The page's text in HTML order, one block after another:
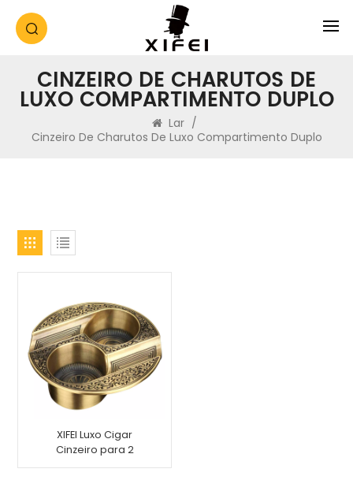
CINZEIRO DE CHARUTOS DE
LUXO COMPARTIMENTO DUPLO
Lar /
Cinzeiro De Charutos De Luxo Compartimento Duplo
XIFEI Luxo Cigar
Cinzeiro para 2
Charutos